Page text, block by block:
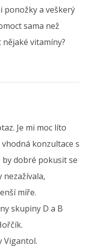
ponožky a veškerý
sama než
vitamíny?
Je mi moc líto
konzultace s
dobré pokusit se
míře.
skupiny D a B
Vigantol.